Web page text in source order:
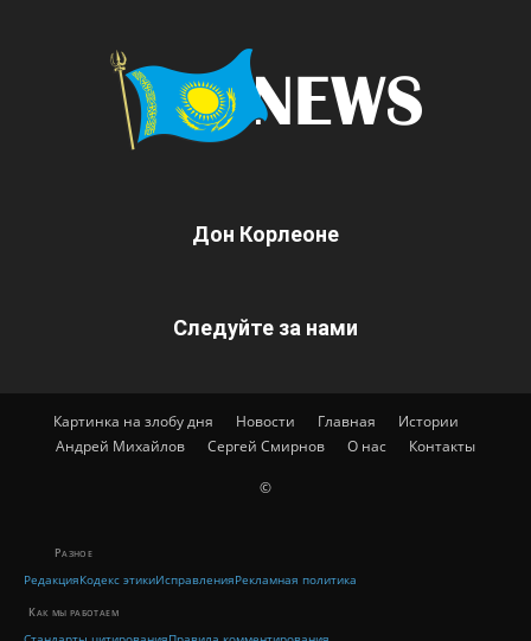
Дон Корлеоне
Следуйте за нами
Картинка на злобу дня Новости Главная
Истории
Андрей Михайлов
Сергей Смирнов О нас Контакты
©
Разное
РедакцияКодекс этикиИсправленияРекламная политика
Как мы работаем